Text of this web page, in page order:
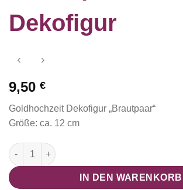
Dekofigur
9,50 €
Goldhochzeit Dekofigur „Brautpaar“
Größe: ca. 12 cm
Goldhochzeit "Brautpaar ", Dekofigur Menge
IN DEN WARENKORB